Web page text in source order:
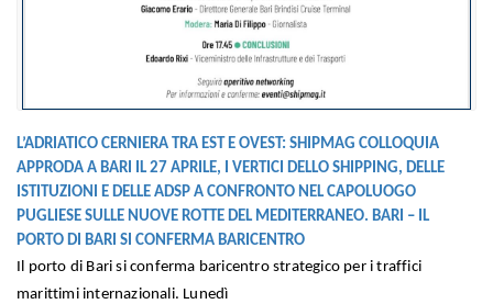
L’ADRIATICO CERNIERA TRA EST E OVEST: SHIPMAG COLLOQUIA
APPRODA A BARI IL 27 APRILE, I VERTICI DELLO SHIPPING, DELLE
ISTITUZIONI E DELLE ADSP A CONFRONTO NEL CAPOLUOGO
PUGLIESE SULLE NUOVE ROTTE DEL MEDITERRANEO. BARI – IL
PORTO DI BARI SI CONFERMA BARICENTRO
Il porto di Bari si conferma baricentro strategico per i traffici
marittimi internazionali. Lunedì